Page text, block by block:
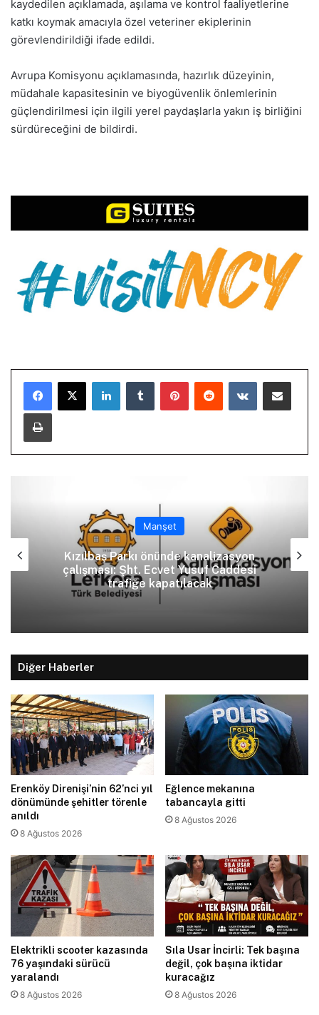
kaydedilen açıklamada, aşılama ve kontrol faaliyetlerine
katkı koymak amacıyla özel veteriner ekiplerinin
görevlendirildiği ifade edildi.
Avrupa Komisyonu açıklamasında, hazırlık düzeyinin,
müdahale kapasitesinin ve biyogüvenlik önlemlerinin
güçlendirilmesi için ilgili yerel paydaşlarla yakın iş birliğini
sürdüreceğini de bildirdi.
LinkedInTumblr PinterestReddit VKontakteE-Posta ile paylaş
Yazdır
Manşet
Kızılbaş Parkı önünde kanalizasyon
çalışması: Şht. Ecvet Yusuf Caddesi
trafiğe kapatılacak
Diğer Haberler
Erenköy Direnişi’nin 62’nci yıl
dönümünde şehitler törenle
anıldı
8 Ağustos 2026
Eğlence mekanına
tabancayla gitti
8 Ağustos 2026
Elektrikli scooter kazasında
76 yaşındaki sürücü
yaralandı
8 Ağustos 2026
Sıla Usar İncirli: Tek başına
değil, çok başına iktidar
kuracağız
8 Ağustos 2026